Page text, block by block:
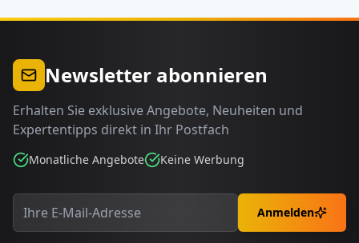
Newsletter abonnieren
Erhalten Sie exklusive Angebote, Neuheiten und
Expertentipps direkt in Ihr Postfach
Monatliche Angebote Keine Werbung
Anmelden